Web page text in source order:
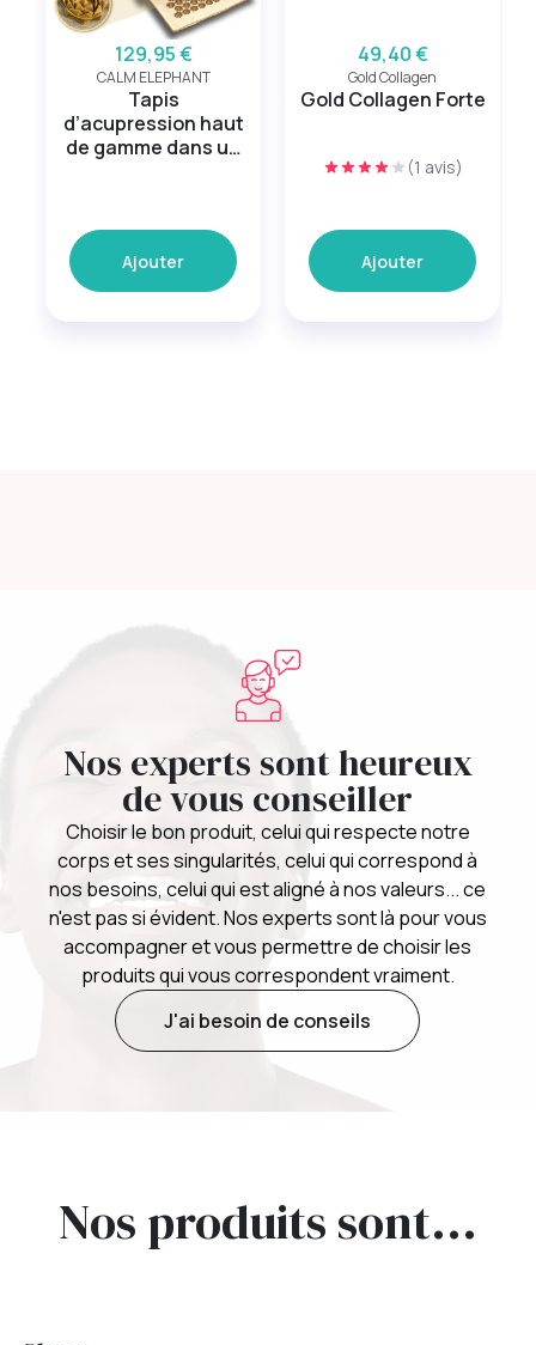
129,95 €
CALM ELEPHANT
Tapis
d’acupression haut
de gamme dans un
Ajouter
49,40 €
Gold Collagen
Gold Collagen Forte
(1 avis)
Ajouter
Nos experts sont heureux
de vous conseiller
Choisir le bon produit, celui qui respecte notre
corps et ses singularités, celui qui correspond à
nos besoins, celui qui est aligné à nos valeurs... ce
n'est pas si évident. Nos experts sont là pour vous
accompagner et vous permettre de choisir les
produits qui vous correspondent vraiment.
J'ai besoin de conseils
Nos produits sont...